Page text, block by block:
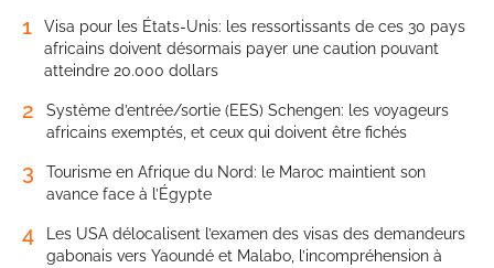
1
Visa pour les États-Unis: les ressortissants de ces 30 pays
africains doivent désormais payer une caution pouvant
atteindre 20.000 dollars
2
Système d’entrée/sortie (EES) Schengen: les voyageurs
africains exemptés, et ceux qui doivent être fichés
3
Tourisme en Afrique du Nord: le Maroc maintient son
avance face à l’Égypte
4
Les USA délocalisent l’examen des visas des demandeurs
gabonais vers Yaoundé et Malabo, l’incompréhension à